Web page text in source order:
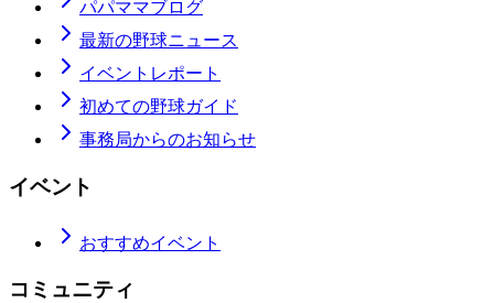
パパママブログ
最新の野球ニュース
イベントレポート
初めての野球ガイド
事務局からのお知らせ
イベント
おすすめイベント
コミュニティ